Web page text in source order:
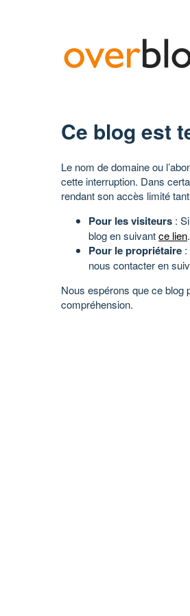
Ce blog est
Le nom de domaine ou
cette interruption. Dans
rendant son accès limité
Pour les visiteurs :
blog en suivantce lien.
Pour le propriétaire
nous contacter en
Nous espérons que ce blog
compréhension.